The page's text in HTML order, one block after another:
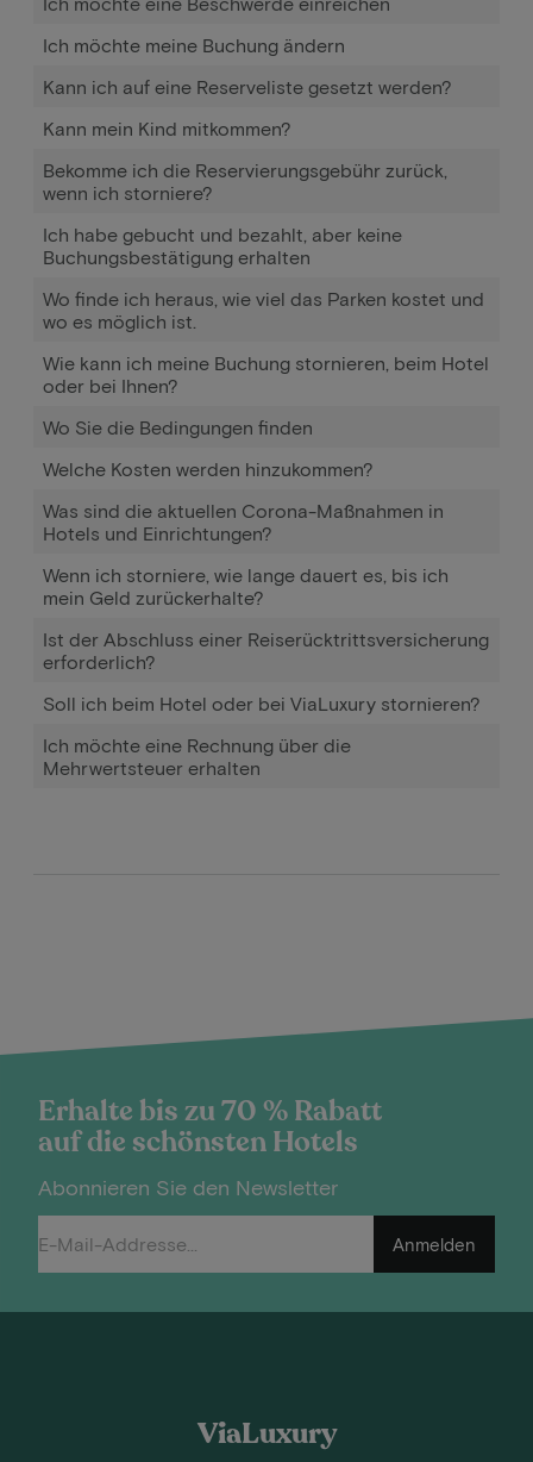
Ich möchte meine Buchung ändern
Kann ich auf eine Reserveliste gesetzt werden?
Kann mein Kind mitkommen?
Bekomme ich die Reservierungsgebühr zurück,
wenn ich storniere?
Ich habe gebucht und bezahlt, aber keine
Buchungsbestätigung erhalten
Wo finde ich heraus, wie viel das Parken kostet und
wo es möglich ist.
Wie kann ich meine Buchung stornieren, beim Hotel
oder bei Ihnen?
Wo Sie die Bedingungen finden
Welche Kosten werden hinzukommen?
Was sind die aktuellen Corona-Maßnahmen in
Hotels und Einrichtungen?
Wenn ich storniere, wie lange dauert es, bis ich
mein Geld zurückerhalte?
Ist der Abschluss einer Reiserücktrittsversicherung
erforderlich?
Soll ich beim Hotel oder bei ViaLuxury stornieren?
Ich möchte eine Rechnung über die
Mehrwertsteuer erhalten
Erhalte bis zu 70 % Rabatt
auf die schönsten Hotels
Abonnieren Sie den Newsletter
Anmelden
ViaLuxury